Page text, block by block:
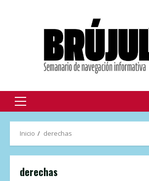
Inicio derechas
derechas